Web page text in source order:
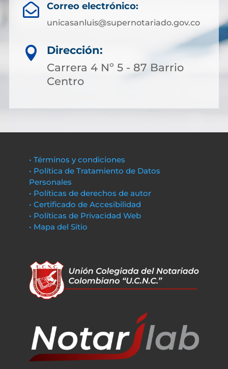
 Correo electrónico:
unicasanluis@supernotariado.gov.co

Dirección:
Carrera 4 Nº 5 - 87 Barrio
Centro
• Términos y condiciones
• Política de Tratamiento de Datos
Personales
• Políticas de derechos de autor
• Certificado de Accesibilidad
• Políticas de Privacidad Web
• Mapa del Sitio